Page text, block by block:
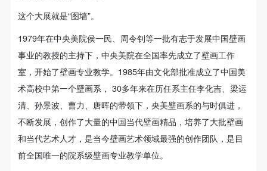
这个大展就是“图墙”。
1979年在中央美院侯一民、周令钊等一批有志于发展中国壁画
事业的教授的主持下，中央美院在全国率先成立了壁画工作
室，开始了壁画专业教学。1985年由文化部批准成立了中国美
术高校中第一个壁画系， 30多年来在历任系主任李化吉、梁运
清、孙景波、曹力、唐晖的带领下，央美壁画系的与时俱进，
不断发展，创作了大量的中国当代壁画精品，培养了大批壁画
和当代艺术人才，是当今壁画艺术领域最强的创作团队，是目
前全国唯一的院系级壁画专业教学单位。
故，活动中任何非事故当事人及美术馆将不承担人身
事故的任何责任，但有互相援助的义务。参加活动的
成员应当积极主动的组织实施救援工作，但对事故本
身不承担任何法律责任和经济责任。参加本次活动者
的人身安全不负有民事及相关连带责任。
第五条
参加活动者在此次活动期间应主动遵守美术馆活动秩
序、维护美术馆场地及展示、展览、馆藏艺术作品及
衍生品的安全。活动中一旦因个人原因造成美术馆场
故，活动中任何非事故当事人及美术馆将不承担人身
事故的任何责任，但有互相援助的义务。参加活动的
成员应当积极主动的组织实施救援工作，但对事故本
身不承担任何法律责任和经济责任。参加本次活动者
的人身安全不负有民事及相关连带责任。
第五条
参加活动者在此次活动期间应主动遵守美术馆活动秩
序、维护美术馆场地及展示、展览、馆藏艺术作品及
衍生品的安全。活动中一旦因个人原因造成美术馆场
故，活动中任何非事故当事人及美术馆将不承担人身
事故的任何责任，但有互相援助的义务。参加活动的
成员应当积极主动的组织实施救援工作，但对事故本
身不承担任何法律责任和经济责任。参加本次活动者
的人身安全不负有民事及相关连带责任。
第五条
参加活动者在此次活动期间应主动遵守美术馆活动秩
序、维护美术馆场地及展示、展览、馆藏艺术作品及
衍生品的安全。活动中一旦因个人原因造成美术馆场